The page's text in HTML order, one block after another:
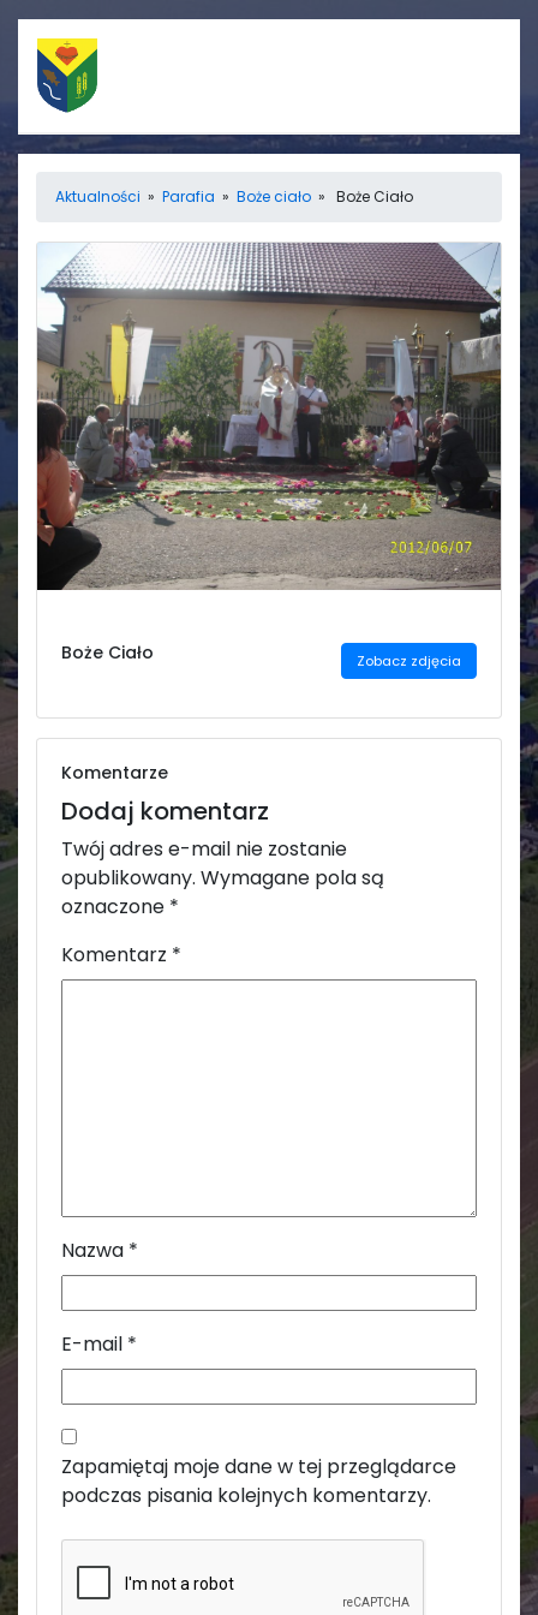
Straż Pożarna
Ośrodek zdrowia
Koło gospodyń
wiejskich
Rada sołecka
Świetlica
Informacje
Aktualności
Galerie
Aktualności » Parafia » Boże ciało » Boże Ciało
Boże Ciało Zobacz zdjęcia
Komentarze
Dodaj komentarz
Twój adres e-mail nie zostanie
opublikowany. Wymagane pola są
oznaczone *
Komentarz *
Nazwa *
E-mail *
Zapamiętaj moje dane w tej przeglądarce
podczas pisania kolejnych komentarzy.